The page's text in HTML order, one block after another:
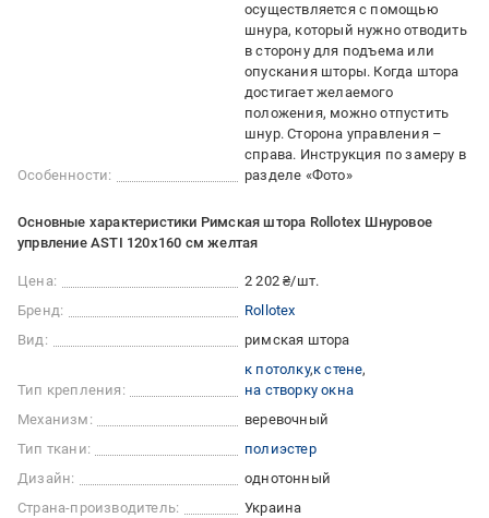
Особенности:
осуществляется с помощью
шнура, который нужно отводить
в сторону для подъема или
опускания шторы. Когда штора
достигает желаемого
положения, можно отпустить
шнур. Сторона управления –
справа. Инструкция по замеру в
разделе «Фото»
Основные характеристики Римская штора Rollotex Шнуровое
упрвление ASTI 120x160 см желтая
Цена:
2 202 ₴/шт.
Бренд:
Rollotex
Вид:
римская штора
Тип крепления:
к потолку к стене
на створку окна
Механизм:
веревочный
Тип ткани:
полиэстер
Дизайн:
однотонный
Страна-производитель:
Украина